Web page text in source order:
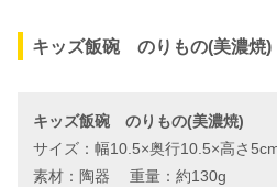
キッズ飯碗 のりもの(美濃焼)
キッズ飯碗 のりもの(美濃焼)
サイズ：幅10.5×奥行10.5×高さ
素材：陶器 重量：約130g